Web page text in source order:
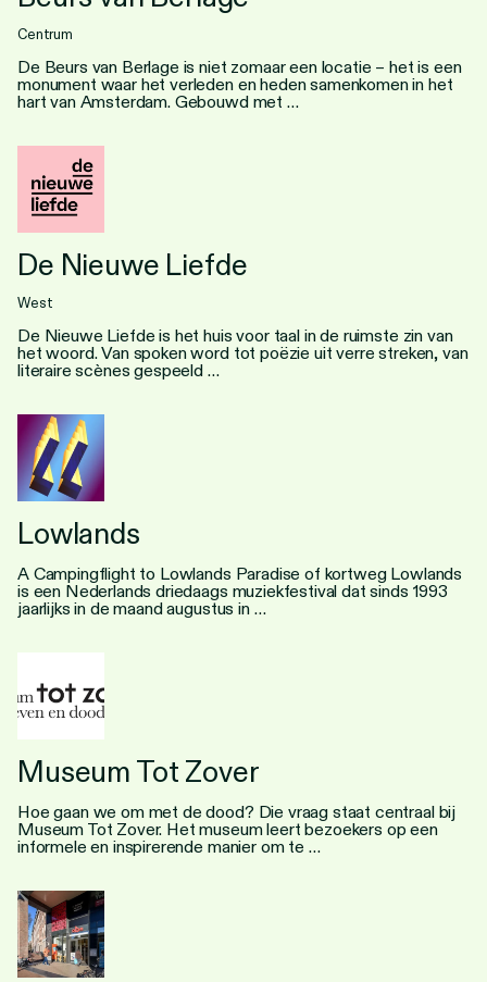
Centrum
De Beurs van Berlage is niet zomaar een locatie – het is een
monument waar het verleden en heden samenkomen in het
hart van Amsterdam. Gebouwd met …
De Nieuwe Liefde
West
De Nieuwe Liefde is het huis voor taal in de ruimste zin van
het woord. Van spoken word tot poëzie uit verre streken, van
literaire scènes gespeeld …
Lowlands
A Campingflight to Lowlands Paradise of kortweg Lowlands
is een Nederlands driedaags muziekfestival dat sinds 1993
jaarlijks in de maand augustus in …
Museum Tot Zover
Hoe gaan we om met de dood? Die vraag staat centraal bij
Museum Tot Zover. Het museum leert bezoekers op een
informele en inspirerende manier om te …